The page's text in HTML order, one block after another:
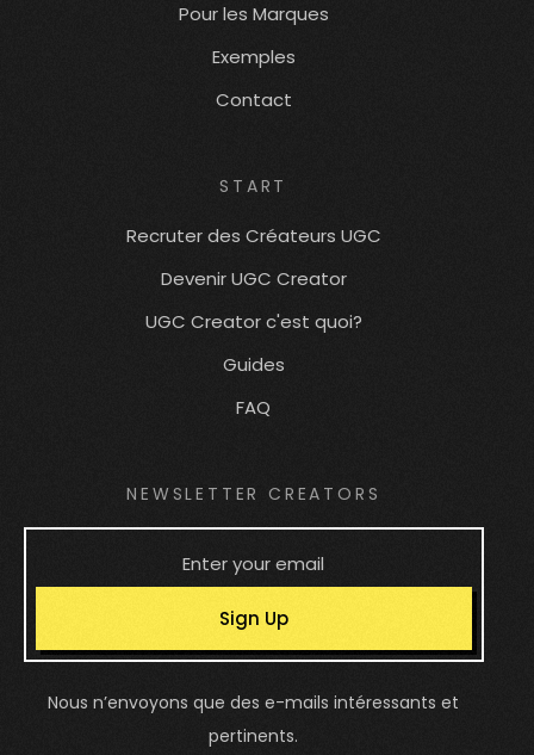
Pour les Marques
Exemples
Contact
START
Recruter des Créateurs UGC
Devenir UGC Creator
UGC Creator c'est quoi?
Guides
FAQ
NEWSLETTER CREATORS
Sign Up
Nous n’envoyons que des e-mails intéressants et
pertinents.